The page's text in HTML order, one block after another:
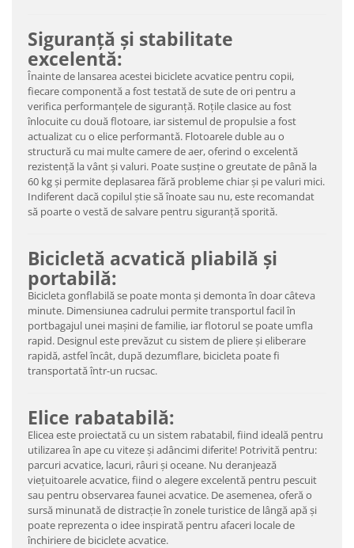
Siguranță și stabilitate
excelentă:
Înainte de lansarea acestei biciclete acvatice pentru copii,
fiecare componentă a fost testată de sute de ori pentru a
verifica performanțele de siguranță. Roțile clasice au fost
înlocuite cu două flotoare, iar sistemul de propulsie a fost
actualizat cu o elice performantă. Flotoarele duble au o
structură cu mai multe camere de aer, oferind o excelentă
rezistență la vânt și valuri. Poate susține o greutate de până la
60 kg și permite deplasarea fără probleme chiar și pe valuri mici.
Indiferent dacă copilul știe să înoate sau nu, este recomandat
să poarte o vestă de salvare pentru siguranță sporită.
Bicicletă acvatică pliabilă și
portabilă:
Bicicleta gonflabilă se poate monta și demonta în doar câteva
minute. Dimensiunea cadrului permite transportul facil în
portbagajul unei mașini de familie, iar flotorul se poate umfla
rapid. Designul este prevăzut cu sistem de pliere și eliberare
rapidă, astfel încât, după dezumflare, bicicleta poate fi
transportată într-un rucsac.
Elice rabatabilă:
Elicea este proiectată cu un sistem rabatabil, fiind ideală pentru
utilizarea în ape cu viteze și adâncimi diferite! Potrivită pentru:
parcuri acvatice, lacuri, râuri și oceane. Nu deranjează
viețuitoarele acvatice, fiind o alegere excelentă pentru pescuit
sau pentru observarea faunei acvatice. De asemenea, oferă o
sursă minunată de distracție în zonele turistice de lângă apă și
poate reprezenta o idee inspirată pentru afaceri locale de
închiriere de biciclete acvatice.